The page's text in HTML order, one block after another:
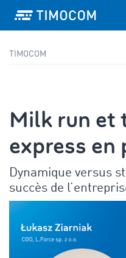
TIMOCOM
Milk run et
express en
Dynamique versus
succès de